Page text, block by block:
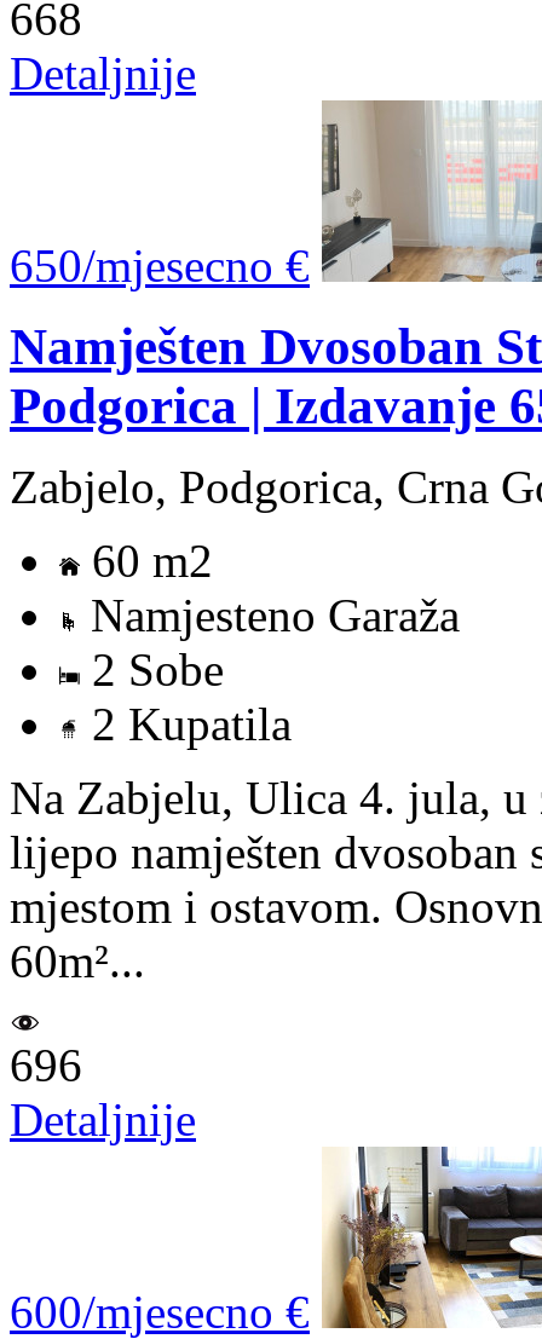
668
Detaljnije
650/mjesecno €
Namješten Dvosoban
Podgorica | Izdavanje
Zabjelo, Podgorica, Crna
60 m2
Namjesteno Garaža
2 Sobe
2 Kupatila
Na Zabjelu, Ulica 4. jula, u
lijepo namješten dvosoban
mjestom i ostavom.
60m²...
696
Detaljnije
600/mjesecno €